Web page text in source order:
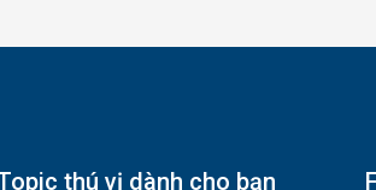
thú vị dành cho bạn